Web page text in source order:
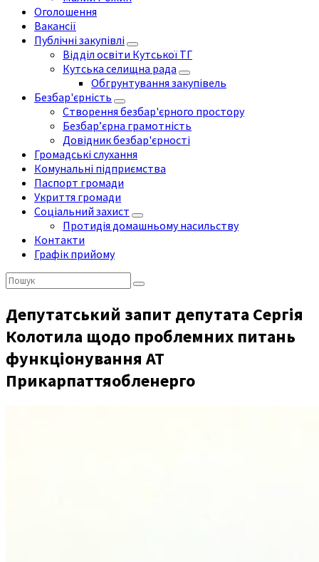
Оголошення
Вакансії
Публічні закупівлі
Відділ освіти Кутської ТГ
Кутська селищна рада
Обгрунтування закупівель
Безбар'єрність
Створення безбар'єрного простору
Безбар’єрна грамотність
Довідник безбар'єрності
Громадські слухання
Комунальні підприємства
Паспорт громади
Укриття громади
Соціальний захист
Протидія домашньому насильству
Контакти
Графік прийому
Пошук:
Депутатський запит депутата Сергія
Колотила щодо проблемних питань
функціонування АТ
Прикарпаттяобленерго